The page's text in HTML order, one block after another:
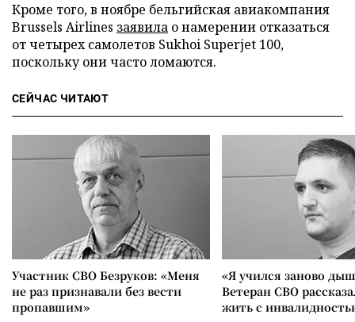
Кроме того, в ноябре бельгийская авиакомпания
Brussels Airlines заявила о намерении отказаться
от четырех самолетов Sukhoi Superjet 100,
поскольку они часто ломаются.
СЕЙЧАС ЧИТАЮТ
Участник СВО Безруков: «Меня
не раз признавали без вести
пропавшим»
«Я учился заново
Ветеран СВО
жить с